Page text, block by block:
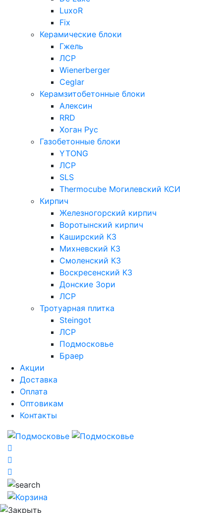
LuxoR
Fix
Керамические блоки
Гжель
ЛСР
Wienerberger
Ceglar
Керамзитобетонные блоки
Алексин
RRD
Хоган Рус
Газобетонные блоки
YTONG
ЛСР
SLS
Thermocube Могилевский КСИ
Кирпич
Железногорский кирпич
Воротынский кирпич
Каширский КЗ
Михневский КЗ
Смоленский КЗ
Воскресенский КЗ
Донские Зори
ЛСР
Тротуарная плитка
Steingot
ЛСР
Подмосковье
Браер
Акции
Доставка
Оплата
Оптовикам
Контакты